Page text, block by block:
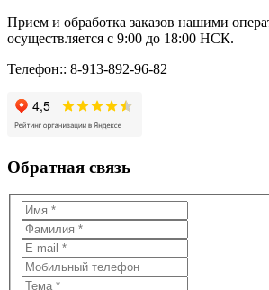
Прием и обработка заказов нашими
осуществляется с 9:00 до 18:00 НСК.
Телефон:: 8-913-892-96-82
Обратная связь